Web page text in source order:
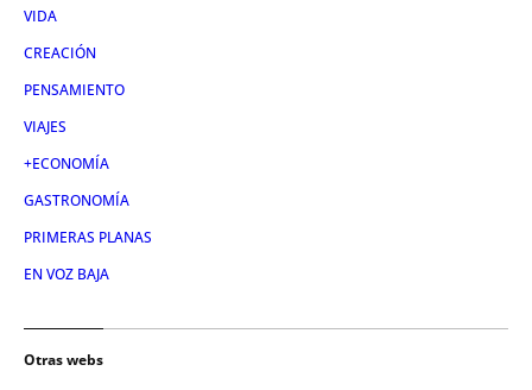
VIDA
CREACIÓN
PENSAMIENTO
VIAJES
+ECONOMÍA
GASTRONOMÍA
PRIMERAS PLANAS
EN VOZ BAJA
Otras webs